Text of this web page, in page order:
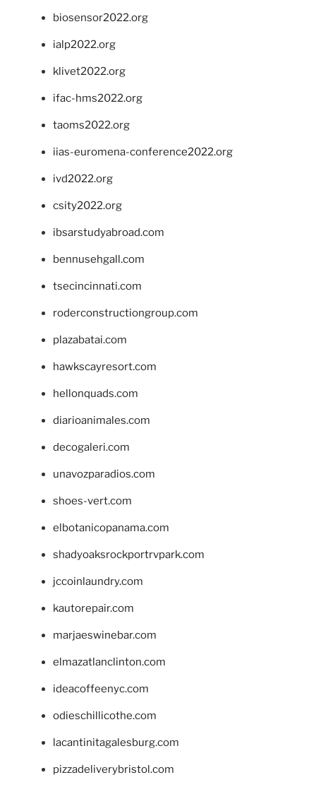
biosensor2022.org
ialp2022.org
klivet2022.org
ifac-hms2022.org
taoms2022.org
iias-euromena-conference2022.org
ivd2022.org
csity2022.org
ibsarstudyabroad.com
bennusehgall.com
tsecincinnati.com
roderconstructiongroup.com
plazabatai.com
hawkscayresort.com
hellonquads.com
diarioanimales.com
decogaleri.com
unavozparadios.com
shoes-vert.com
elbotanicopanama.com
shadyoaksrockportrvpark.com
jccoinlaundry.com
kautorepair.com
marjaeswinebar.com
elmazatlanclinton.com
ideacoffeenyc.com
odieschillicothe.com
lacantinitagalesburg.com
pizzadeliverybristol.com